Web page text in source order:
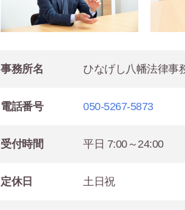
事務所名 ひなげし八幡法律事
電話番号 050-5267-5873
受付時間 平日 7:00～24:00
定休日 土日祝